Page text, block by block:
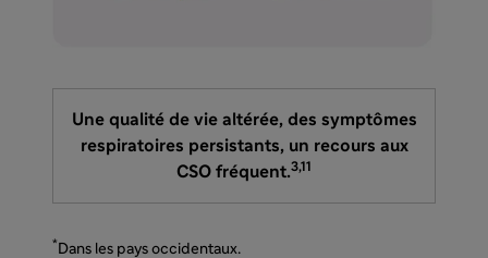
Une qualité de vie altérée, des symptômes
respiratoires persistants, un recours aux
CSO fréquent.3,11
* Dans les pays occidentaux.